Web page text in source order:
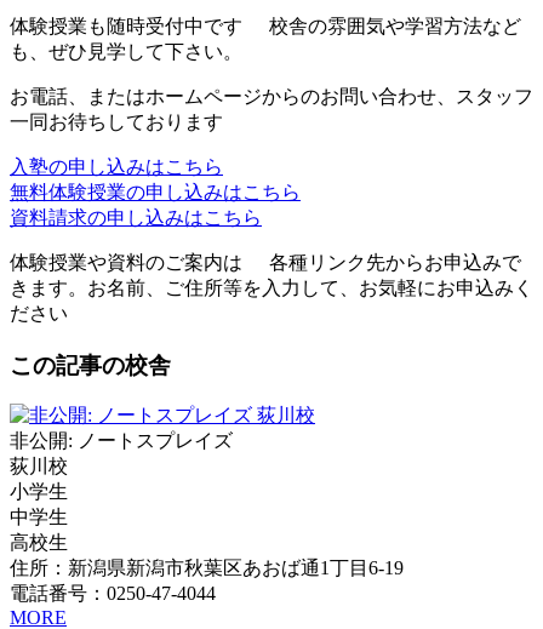
体験授業も随時受付中です
校舎の雰囲気や学習方法など
も、ぜひ見学して下さい。
お電話、またはホームページからのお問い合わせ、スタッフ
一同お待ちしております
入塾の申し込みはこちら
無料体験授業の申し込みはこちら
資料請求の申し込みはこちら
体験授業や資料のご案内は
各種リンク先からお申込みで
きます。お名前、ご住所等を入力して、お気軽にお申込みく
ださい
この記事の校舎
非公開: ノートスプレイズ
荻川校
小学生
中学生
高校生
住所：新潟県新潟市秋葉区あおば通1丁目6-19
電話番号：0250-47-4044
MORE